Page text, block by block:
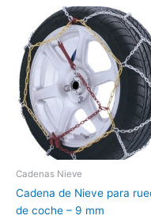
Cadenas Nieve
Cadena de Nieve para
de coche – 9 mm